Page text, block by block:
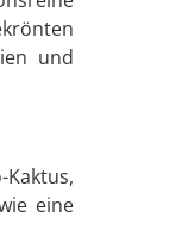
und
Kaktus,
eine